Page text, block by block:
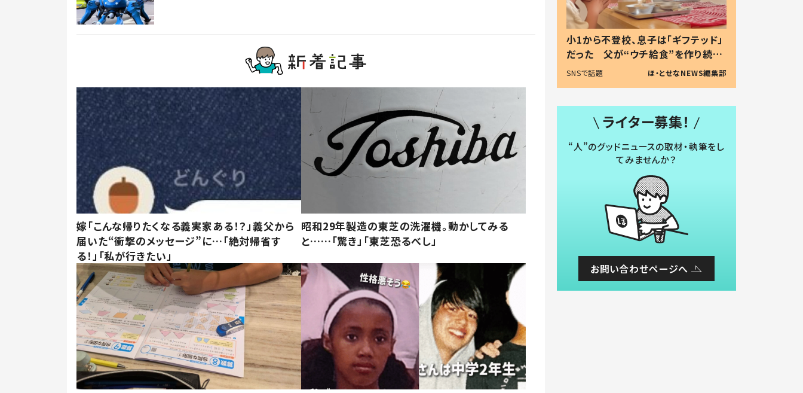
嫁「こんな帰りたくなる義実家ある！？」義父から
届いた“衝撃のメッセージ”に…「絶対帰省す
る！」「私が行きたい」
昭和29年製造の東芝の洗濯機。動かしてみる
と……「驚き」「東芝恐るべし」
小1から不登校、息子は「ギフテッド」
だった 父が“ウチ給食”を作り続け
る理由とは #令和の親 #令和の子
SNSで話題 ほ・とせなNEWS編集部
ライター募集！
“人”のグッドニュースの取材・執筆をし
てみませんか？
お問い合わせページへ